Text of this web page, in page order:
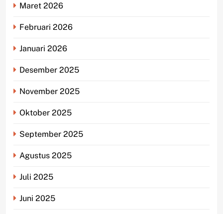
Maret 2026
Februari 2026
Januari 2026
Desember 2025
November 2025
Oktober 2025
September 2025
Agustus 2025
Juli 2025
Juni 2025